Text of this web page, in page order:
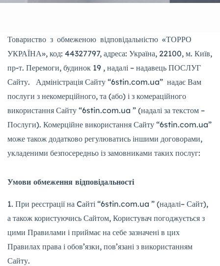
Товариство з обмеженою відповідальністю «ТОРРО
УКРАЇНА», код: 44327797, адреса: Україна, 22100, м. Київ,
пр-т. Перемоги, будинок 19 , надалі – надавець ПОСЛУГ
Сайту. Адміністрація Сайту “6stin.com.ua” надає Вам
послуги з некомерційного, та (або) і з комераційного
використання Сайту “6stin.com.ua ” (надалі за текстом –
Послуги). Комерційне використання Сайту “6stin.com.ua”
може також додатково регулюватись іншими договорами,
укладеними безпосередньо із замовниками таких послуг:
Умови обмеження відповідальності
При реєстрації на Cайті “6stin.com.ua ” (надалі– Сайт),
а також користуючись Сайтом, Користувач погоджується з
цими Правилами і приймає на себе зазначені в цих
Правилах права і обов’язки, пов’язані з використанням
Сайту.